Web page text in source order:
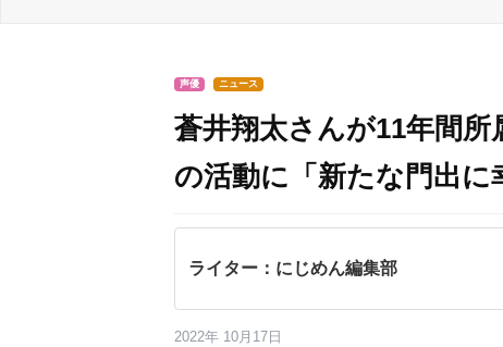
声優 ニュース
蒼井翔太さんが11年間
の活動に「新たな門出に
ライター：にじめん編集部
2022年 10月17日